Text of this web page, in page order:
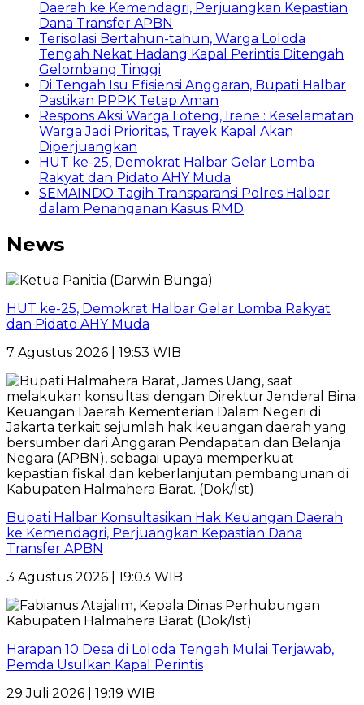
Daerah ke Kemendagri, Perjuangkan Kepastian
Dana Transfer APBN
Terisolasi Bertahun-tahun, Warga Loloda
Tengah Nekat Hadang Kapal Perintis Ditengah
Gelombang Tinggi
Di Tengah Isu Efisiensi Anggaran, Bupati Halbar
Pastikan PPPK Tetap Aman
Respons Aksi Warga Loteng, Irene : Keselamatan
Warga Jadi Prioritas, Trayek Kapal Akan
Diperjuangkan
HUT ke-25, Demokrat Halbar Gelar Lomba
Rakyat dan Pidato AHY Muda
SEMAINDO Tagih Transparansi Polres Halbar
dalam Penanganan Kasus RMD
News
HUT ke-25, Demokrat Halbar Gelar Lomba Rakyat
dan Pidato AHY Muda
7 Agustus 2026 | 19:53 WIB
Bupati Halbar Konsultasikan Hak Keuangan Daerah
ke Kemendagri, Perjuangkan Kepastian Dana
Transfer APBN
3 Agustus 2026 | 19:03 WIB
Harapan 10 Desa di Loloda Tengah Mulai Terjawab,
Pemda Usulkan Kapal Perintis
29 Juli 2026 | 19:19 WIB